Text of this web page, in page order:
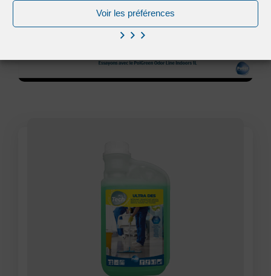
Voir les préférences